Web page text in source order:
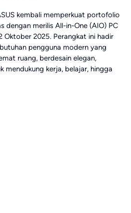
kembali memperkuat portofolio
dengan merilis All-in-One (AIO) PC
Oktober 2025. Perangkat ini hadir
pengguna modern yang
ruang, berdesain elegan,
mendukung kerja, belajar, hingga